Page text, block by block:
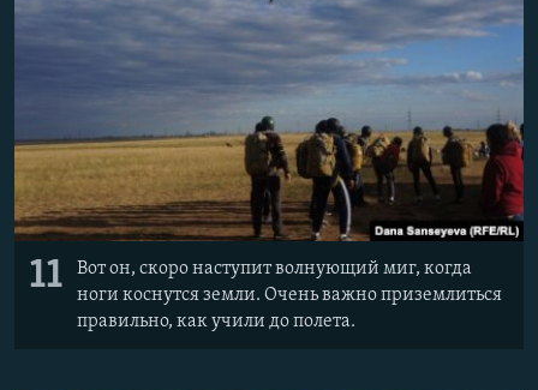
11
Вот он, скоро наступит волнующий миг, когда
ноги коснутся земли. Очень важно приземлиться
правильно, как учили до полета.